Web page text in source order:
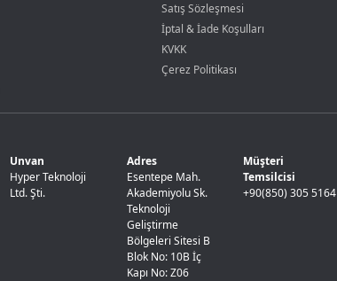
Satış Sözleşmesi
İptal & İade Koşulları
KVKK
Çerez Politikası
Unvan
Hyper Teknoloji
Ltd. Şti.
Adres
Esentepe Mah.
Akademiyolu Sk.
Teknoloji
Geliştirme
Bölgeleri Sitesi B
Blok No: 10B İç
Kapı No: Z06
Müşteri
Temsilcisi
+90(850) 305 5164